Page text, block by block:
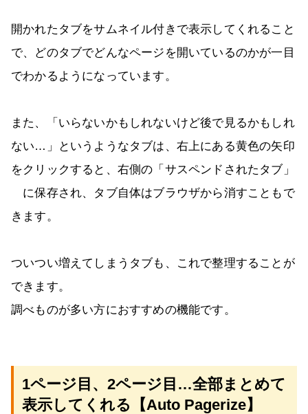
開かれたタブをサムネイル付きで表示してくれること
で、どのタブでどんなページを開いているのかが一目
でわかるようになっています。
また、「いらないかもしれないけど後で見るかもしれ
ない…」というようなタブは、右上にある黄色の矢印
をクリックすると、右側の「サスペンドされたタブ」
に保存され、タブ自体はブラウザから消すこともで
きます。
ついつい増えてしまうタブも、これで整理することが
できます。
調べものが多い方におすすめの機能です。
1ページ目、2ページ目…全部まとめて
表示してくれる【Auto Pagerize】